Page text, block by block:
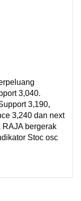
3,040.
3,190,
3,240 dan next
RAJA bergerak
Stoc osc